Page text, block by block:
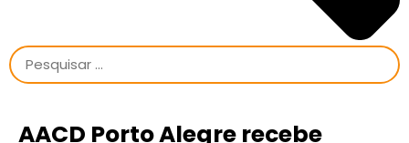
AACD Porto Alegre recebe